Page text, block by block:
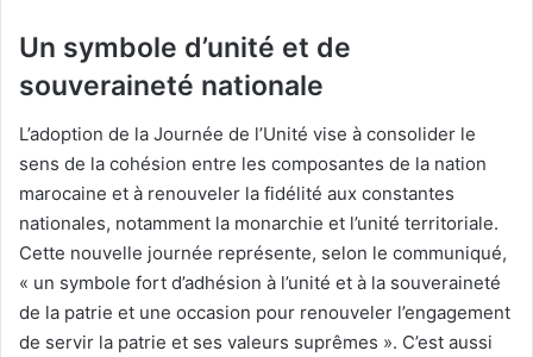
Un symbole d’unité et de
souveraineté nationale
L’adoption de la Journée de l’Unité vise à consolider le
sens de la cohésion entre les composantes de la nation
marocaine et à renouveler la fidélité aux constantes
nationales, notamment la monarchie et l’unité territoriale.
Cette nouvelle journée représente, selon le communiqué,
« un symbole fort d’adhésion à l’unité et à la souveraineté
de la patrie et une occasion pour renouveler l’engagement
de servir la patrie et ses valeurs suprêmes ». C’est aussi